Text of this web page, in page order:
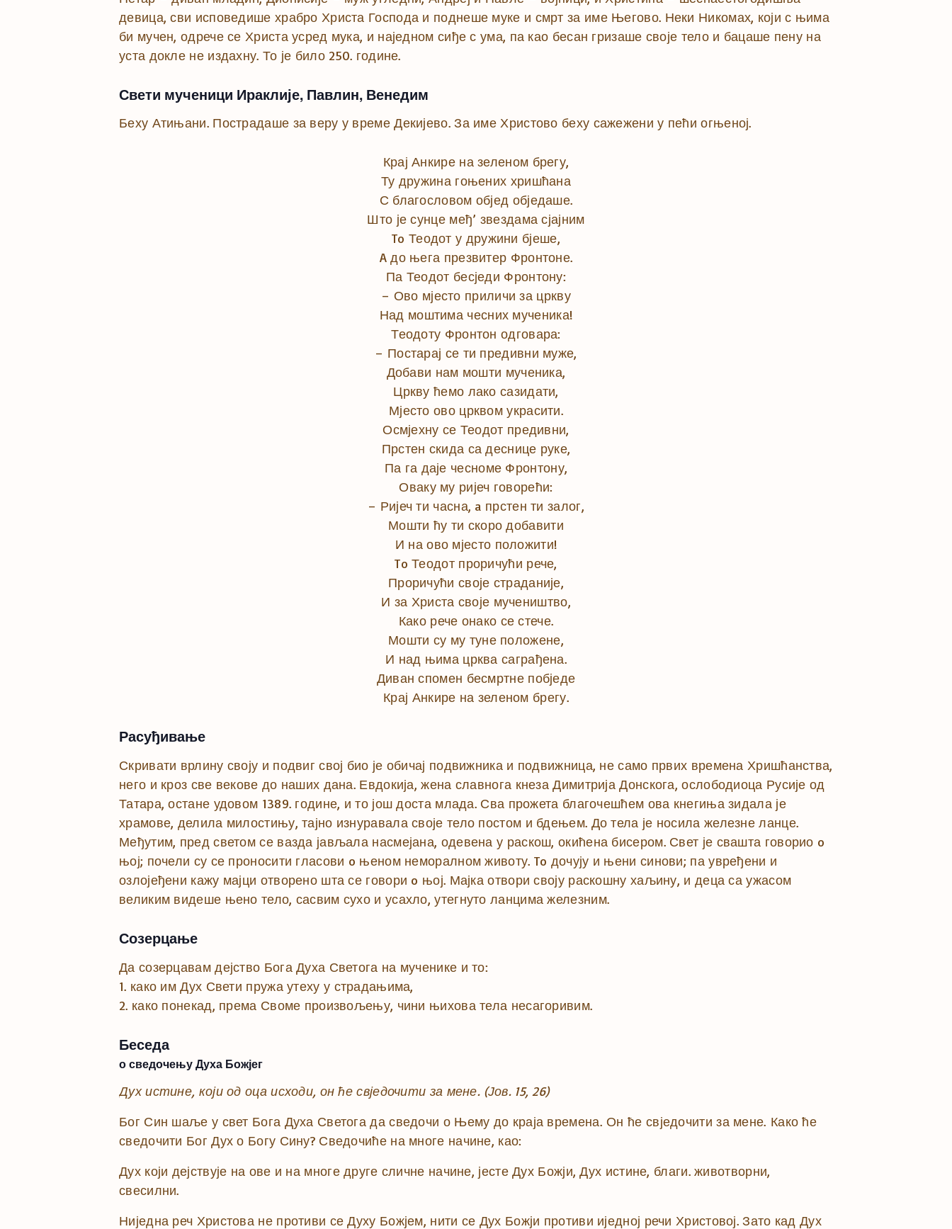
девица, сви исповедише храбро Христа Господа и поднеше муке и смрт за име Његово. Неки Никомах, који с њима
би мучен, одрече се Христа усред мука, и наједном сиђе с ума, па као бесан гризаше своје тело и бацаше пену на
уста докле не издахну. То је било 250. године.
Свети мученици Ираклије, Павлин, Венедим
Беху Атињани. Пострадаше за веру у време Декијево. За име Христово беху сажежени у пећи огњеној.
Крај Анкире на зеленом брегу,
Ту дружина гоњених хришћана
С благословом објед обједаше.
Што је сунце међ’ звездама сјајним
To Теодот у дружини бјеше,
A до њега презвитер Фронтоне.
Па Теодот бесједи Фронтону:
– Ово мјесто приличи за цркву
Над моштима чесних мученика!
Теодоту Фронтон одговара:
– Постарај се ти предивни муже,
Добави нам мошти мученика,
Цркву ћемо лако сазидати,
Мјесто ово црквом украсити.
Осмјехну се Теодот предивни,
Прстен скида са деснице руке,
Па га даје чесноме Фронтону,
Оваку му ријеч говорећи:
– Ријеч ти часна, a прстен ти залог,
Мошти ћу ти скоро добавити
И на ово мјесто положити!
To Теодот проричући рече,
Проричући своје страданије,
И за Христа своје мучеништво,
Како рече онако се стече.
Мошти су му туне положене,
И над њима црква саграђена.
Диван спомен бесмртне побједе
Крај Анкире на зеленом брегу.
Расуђивање
Скривати врлину своју и подвиг свој био је обичај подвижника и подвижница, не само првих времена Хришћанства,
него и кроз све векове до наших дана. Евдокија, жена славнога кнеза Димитрија Донскога, ослободиоца Русије од
Татара, остане удовом 1389. године, и то још доста млада. Сва прожета благочешћем ова кнегиња зидала је
храмове, делила милостињу, тајно изнуравала своје тело постом и бдењем. До тела је носила железне ланце.
Међутим, пред светом се вазда јављала насмејана, одевена у раскош, окићена бисером. Свет је свашта говорио o
њој; почели су се проносити гласови o њеном неморалном животу. To дочују и њени синови; па увређени и
озлојеђени кажу мајци отворено шта се говори o њој. Мајка отвори своју раскошну хаљину, и деца са ужасом
великим видеше њено тело, сасвим сухо и усахло, утегнуто ланцима железним.
Созерцање
Да созерцавам дејство Бога Духа Светога на мученике и то:
1. како им Дух Свети пружа утеху у страдањима,
2. како понекад, према Своме произвољењу, чини њихова тела несагоривим.
Беседа
о сведочењу Духа Божјег
Дух истине, који од оца исходи, он ће свједочити за мене. (Јов. 15, 26)
Бог Син шаље у свет Бога Духа Светога да сведочи о Њему до краја времена. Он ће свједочити за мене. Како ће
сведочити Бог Дух о Богу Сину? Сведочиће на многе начине, као:
Дух који дејствује на ове и на многе друге сличне начине, јесте Дух Божји, Дух истине, благи. животворни,
свесилни.
Ниједна реч Христова не противи се Духу Божјем, нити се Дух Божји противи иједној речи Христовој. Зато кад Дух